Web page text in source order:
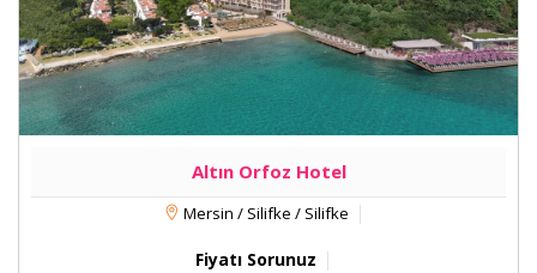
Altın Orfoz Hotel
Mersin / Silifke / Silifke
Fiyatı Sorunuz